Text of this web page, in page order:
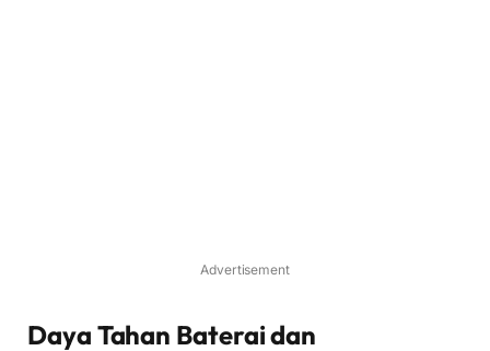
Advertisement
Daya Tahan Baterai dan